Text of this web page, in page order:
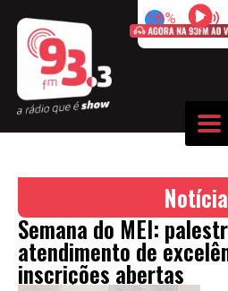
50%
Semana do MEI:
atendimento de
inscrições abertas